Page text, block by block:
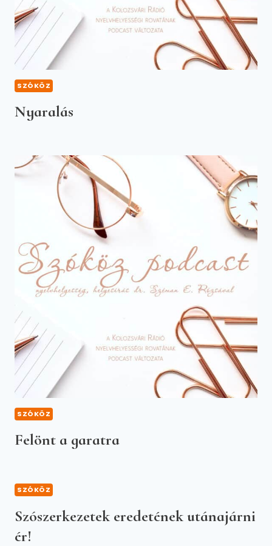
SZÓKÖZ
Nyaralás
SZÓKÖZ
Felönt a garatra
SZÓKÖZ
Szószerkezetek eredetének utánajárni
ér!